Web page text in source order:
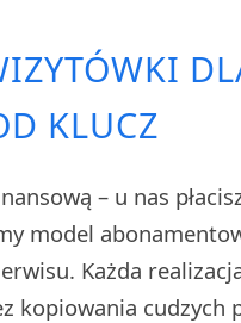
KLUCZ
– u nas
model
Każda
kopiowania cudzych